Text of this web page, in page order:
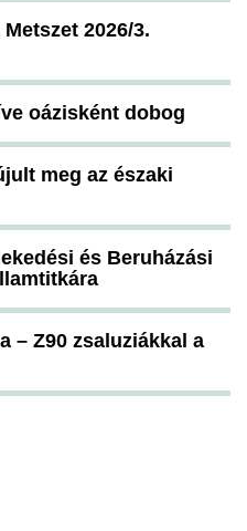
2026/3.
oázisként dobog
meg az északi
és Beruházási
– Z90 zsaluziákkal a